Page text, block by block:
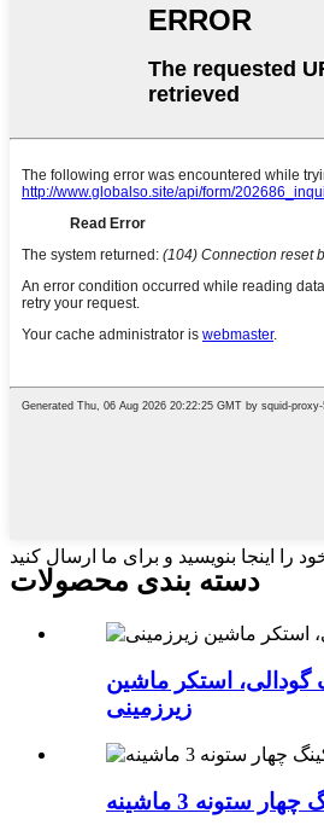
را اینجا بنویسید و برای ما ارسال کنید
دسته بندی محصولات
گودالی، استکر ماشین
زیرزمینی
ستونه 3 ماشینه